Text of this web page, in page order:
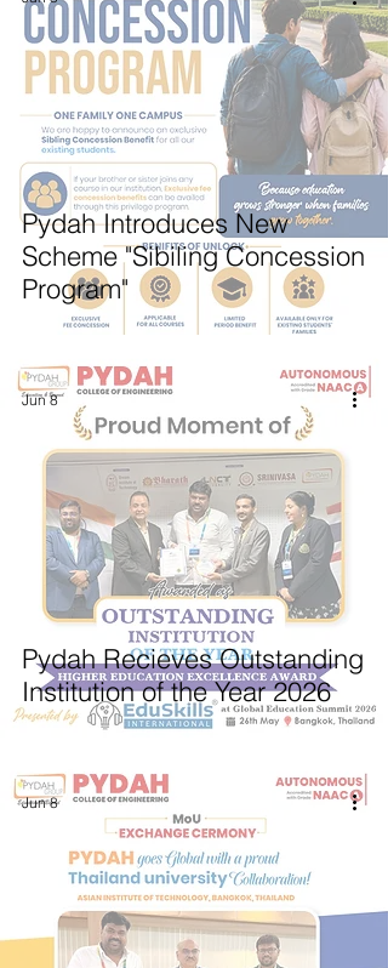
Pydah Introduces New
Scheme "Sibiling Concession
Program"
Pydah Recieves Outstanding
Institution of the Year 2026
Jun 8
Jun 8